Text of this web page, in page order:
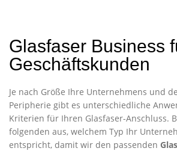
Glasfaser Business
Geschäftskunden
Je nach Größe Ihre Unternehmens und
Peripherie gibt es unterschiedliche
Kriterien für Ihren Glasfaser-Anschluss.
folgenden aus, welchem Typ Ihr
entspricht, damit wir den passenden